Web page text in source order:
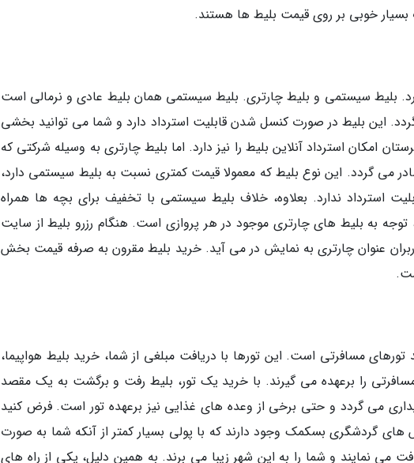
خوبی بر روی قیمت بلیط ها هستند.
بلیط سیستمی و بلیط چارتری. بلیط سیستمی همان بلیط عادی و نرمالی است
این بلیط در صورت کنسل شدن قابلیت استرداد دارد و شما می توانید بخشی
امکان استرداد آنلاین بلیط را نیز دارد. اما بلیط چارتری به وسیله شرکتی که
می گردد. این نوع بلیط که معمولا قیمت کمتری نسبت به بلیط سیستمی دارد،
استرداد ندارد. بعلاوه، خلاف بلیط سیستمی با تخفیف برای بچه ها همراه
توجه به بلیط های چارتری موجود در هر پروازی است. هنگام رزرو بلیط از سایت
عنوان چارتری به نمایش در می آید. خرید بلیط مقرون به صرفه قیمت بخش
مسافرتی است. این تورها با دریافت مبلغی از شما، خرید بلیط هواپیما،
مسافرتی را برعهده می گیرند. با خرید یک تور، بلیط رفت و برگشت به یک مقصد
می گردد و حتی برخی از وعده های غذایی نیز برعهده تور است. فرض کنید
های گردشگری بسکمک وجود دارند که با پولی بسیار کمتر از آنکه شما به صورت
می نمایند و شما را به این شهر زیبا می برند. به همین دلیل، یکی از راه های